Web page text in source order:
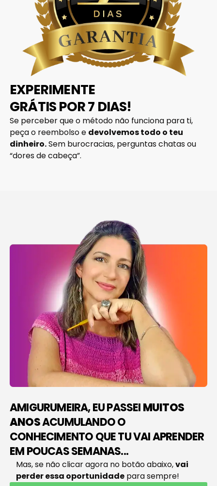
EXPERIMENTE
GRÁTIS POR 7 DIAS!
Se perceber que o método não funciona para ti,
peça o reembolso e devolvemos todo o teu
dinheiro.Sem burocracias, perguntas chatas ou
“dores de cabeça”.
AMIGURUMEIRA, EU PASSEIMUITOS
ANOSACUMULANDO O
CONHECIMENTO QUE TU VAI APRENDER
EM POUCAS SEMANAS...
Mas, se não clicar agora no botão abaixo,vai
perder essa oportunidadepara sempre!